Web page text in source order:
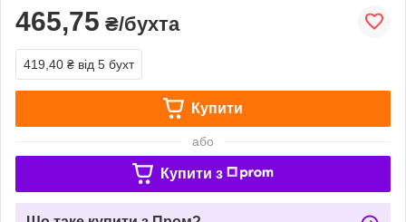
465,75 ₴/бухта
419,40 ₴ від 5 бухт
Купити
або
Купити з